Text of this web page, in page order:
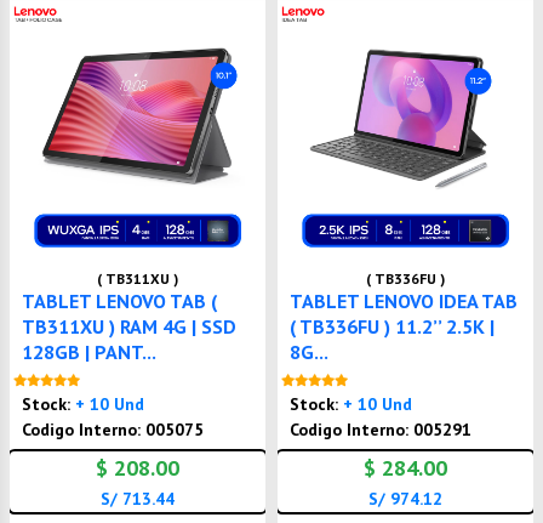
( TB311XU )
TABLET LENOVO TAB (
TB311XU ) RAM 4G | SSD
128GB | PANT...
Stock: + 10 Und
Codigo Interno: 005075
$ 208.00
S/ 713.44
( TB336FU )
TABLET LENOVO IDEA TAB
( TB336FU ) 11.2’’ 2.5K |
8G...
Stock: + 10 Und
Codigo Interno: 005291
$ 284.00
S/ 974.12